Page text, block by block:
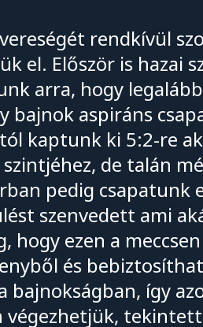
rendkívül
el. Először is hazai
arra, hogy
bajnok aspiráns
kaptunk ki 5:2-re
de talán
pedig csapatunk
szenvedett ami
hogy ezen a
és
bajnokságban, így
végezhetjük,